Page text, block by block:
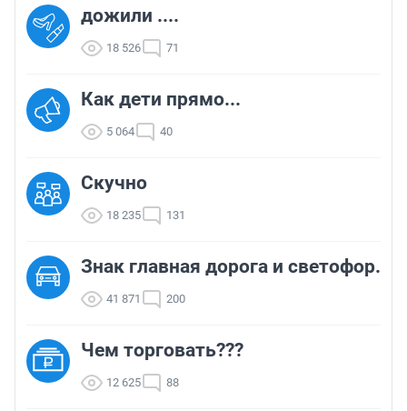
дожили ....
18 526 71
Как дети прямо...
5 064 40
Скучно
18 235 131
Знак главная дорога и светофор.
41 871 200
Чем торговать???
12 625 88